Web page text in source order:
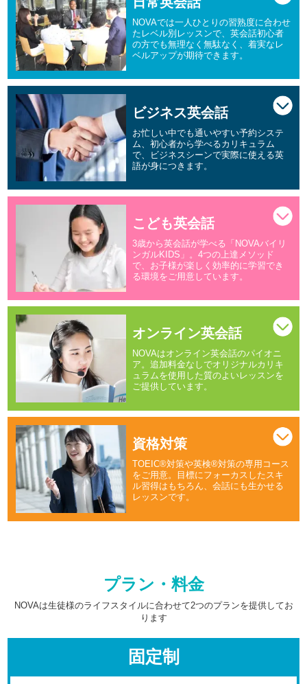
NOVAでは一人ひとりの習熟度に合わせ
たレベル別レッスンで、英会話初心者
の方でも無理なく無駄なく、着実なレ
ベルアップが期待できます。
ビジネス英会話
お忙しい中でも通いやすい予約システ
ム、初心者から学べるカリキュラム
で、ビジネスシーンで実際に使える英
語が身につきます。
こども英会話
3歳から英会話が学べる「NOVAバイリ
ンガルKIDS」。4つの上達メソッド
で、お子様が楽しく効率的に学習でき
る環境をご用意しています。
オンライン英会話
NOVAはオンライン英会話のパイオニ
ア。追加料金なしでオリジナルカリキ
ュラムを使用した質のよいレッスンを
ご提供しています。
資格対策
TOEIC®対策や英検®対策の専用コース
をご用意。目標にフォーカスしたスキ
ル習得はもちろん、会話にも生かせる
レッスンです。
プラン・料金
NOVAは生徒様のライフスタイルに合わせて2つのプランを提供してお
ります
固定制